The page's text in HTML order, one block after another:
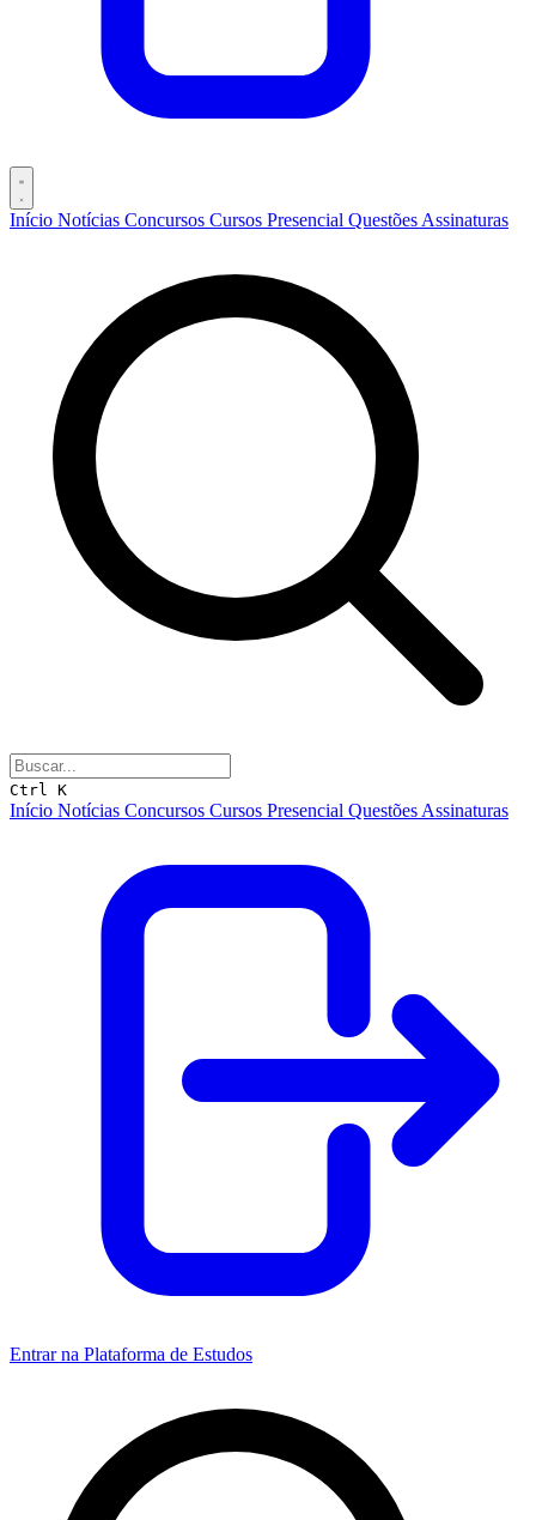
Início Notícias Concursos Cursos Presencial Questões Assinaturas
Ctrl K
Início Notícias Concursos Cursos Presencial Questões Assinaturas
Entrar na Plataforma de Estudos